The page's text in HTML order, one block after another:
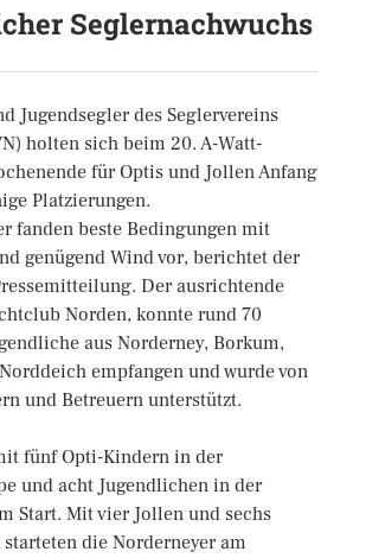
Seglernachwuchs
Jugendsegler des Seglervereins
holten sich beim 20. A-Watt-
für Optis und Jollen Anfang
Platzierungen.
fanden beste Bedingungen mit
genügend Wind vor, berichtet der
Der ausrichtende
Norden, konnte rund 70
aus Norderney, Borkum,
empfangen und wurde von
und Betreuern unterstützt.
fünf Opti-Kindern in der
und acht Jugendlichen in der
Start. Mit vier Jollen und sechs
die Norderneyer am